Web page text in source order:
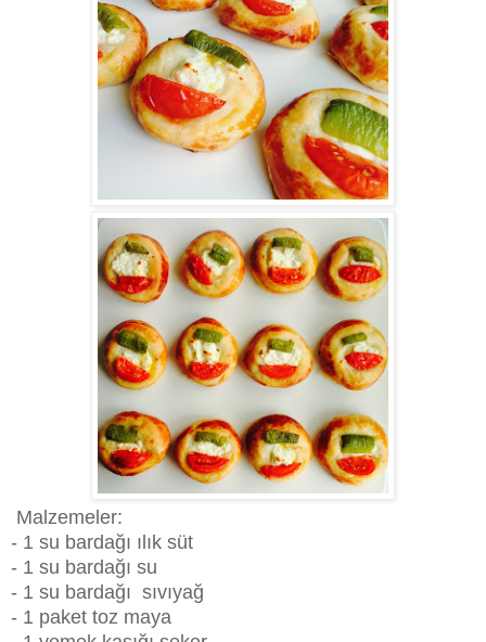
Malzemeler:
- 1 su bardağı ılık süt
- 1 su bardağı su
- 1 su bardağı sıvıyağ
- 1 paket toz maya